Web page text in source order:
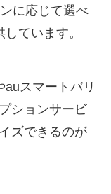
に応じて選べ
ています。
スマートバリ
ションサービ
ズできるのが